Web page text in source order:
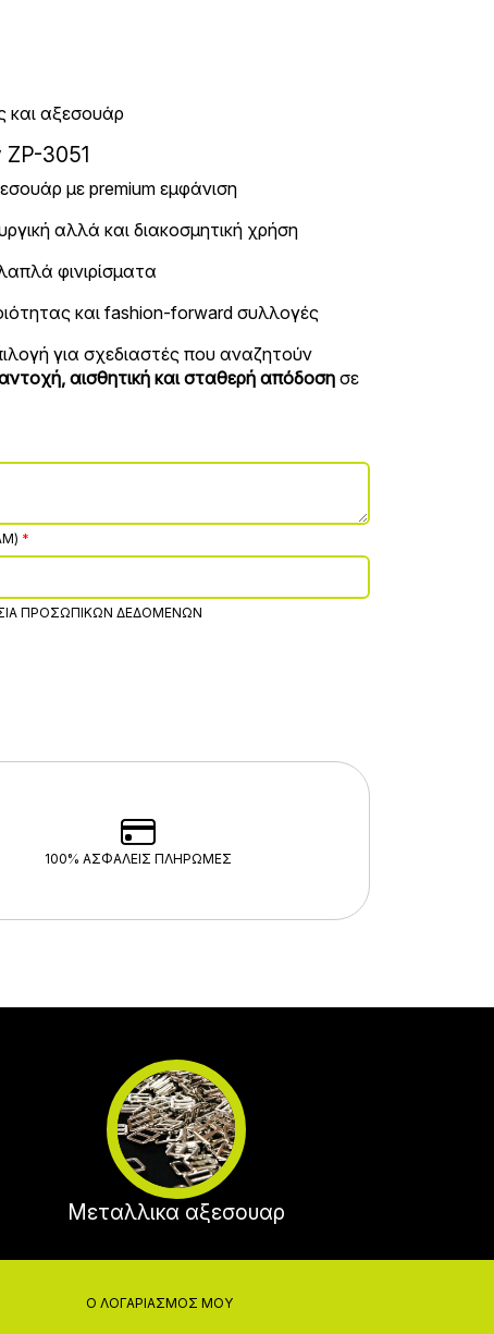
και αξεσουάρ
ZP-3051
με premium εμφάνιση
αλλά και διακοσμητική χρήση
φινιρίσματα
και fashion-forward συλλογές
για σχεδιαστές που αναζητούν
αισθητική και σταθερή απόδοση σε
ΠΡΟΣΩΠΙΚΏΝ ΔΕΔΟΜΈΝΩΝ
100% ΑΣΦΑΛΕΊΣ ΠΛΗΡΩΜΈΣ
Μεταλλικα αξεσουαρ
Ο ΛΟΓΑΡΙΑΣΜΌΣ ΜΟΥ